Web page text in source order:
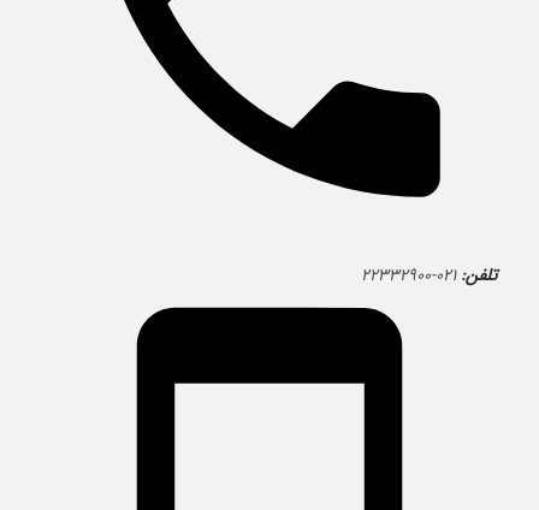
تلفن: ۰۲۱-۲۲۳۳۲۹۰۰